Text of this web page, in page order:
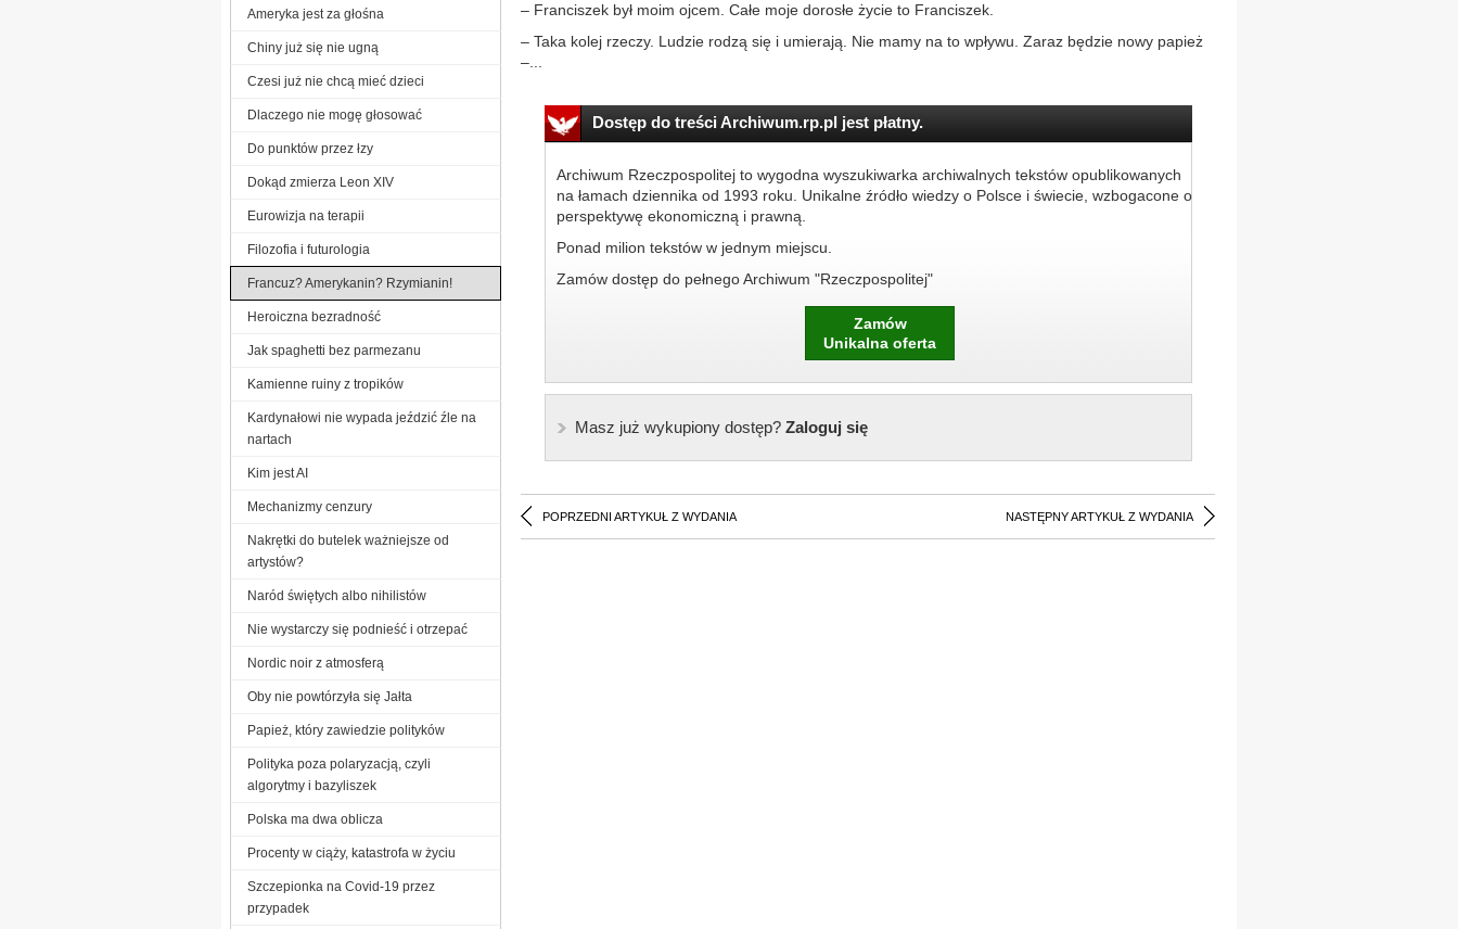
– Franciszek był moim ojcem. Całe moje dorosłe życie to Franciszek.
– Taka kolej rzeczy. Ludzie rodzą się i umierają. Nie mamy na to wpływu. Zaraz będzie nowy papież
–...
Dostęp do treści Archiwum.rp.pl jest płatny.
Archiwum Rzeczpospolitej to wygodna wyszukiwarka archiwalnych tekstów opublikowanych
na łamach dziennika od 1993 roku. Unikalne źródło wiedzy o Polsce i świecie, wzbogacone o
perspektywę ekonomiczną i prawną.
Ponad milion tekstów w jednym miejscu.
Zamów dostęp do pełnego Archiwum "Rzeczpospolitej"
Zamów
Unikalna oferta
Masz już wykupiony dostęp?Zaloguj się
POPRZEDNI ARTYKUŁ Z WYDANIA NASTĘPNY ARTYKUŁ Z WYDANIA
Ameryka jest za głośna
Chiny już się nie ugną
Czesi już nie chcą mieć dzieci
Dlaczego nie mogę głosować
Do punktów przez łzy
Dokąd zmierza Leon XIV
Eurowizja na terapii
Filozofia i futurologia
Francuz? Amerykanin? Rzymianin!
Heroiczna bezradność
Jak spaghetti bez parmezanu
Kamienne ruiny z tropików
Kardynałowi nie wypada jeździć źle na
nartach
Kim jest AI
Mechanizmy cenzury
Nakrętki do butelek ważniejsze od
artystów?
Naród świętych albo nihilistów
Nie wystarczy się podnieść i otrzepać
Nordic noir z atmosferą
Oby nie powtórzyła się Jałta
Papież, który zawiedzie polityków
Polityka poza polaryzacją, czyli
algorytmy i bazyliszek
Polska ma dwa oblicza
Procenty w ciąży, katastrofa w życiu
Szczepionka na Covid-19 przez
przypadek